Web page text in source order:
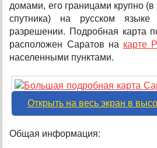
домами, его границами крупно
спутника) на русском
разрешении. Подробная карта
расположен Саратов на карте
населенными пунктами.
Открыть на весь экран в
Общая информация: